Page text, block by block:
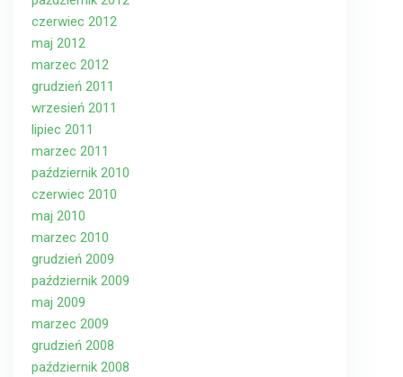
czerwiec 2012
maj 2012
marzec 2012
grudzień 2011
wrzesień 2011
lipiec 2011
marzec 2011
październik 2010
czerwiec 2010
maj 2010
marzec 2010
grudzień 2009
październik 2009
maj 2009
marzec 2009
grudzień 2008
październik 2008